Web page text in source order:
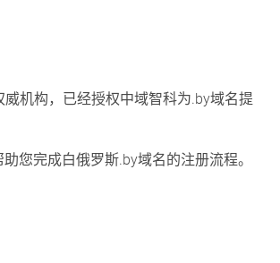
机构，已经授权中域智科为.by域名提
您完成白俄罗斯.by域名的注册流程。